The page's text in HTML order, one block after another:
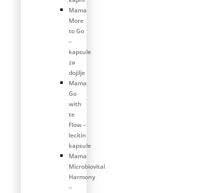
Mama
More
to Go
–
kapsule
za
dojilje
Mama
Go
with
te
Flow –
lecitin
kapsule
Mama
Microbiovital
Harmony
–